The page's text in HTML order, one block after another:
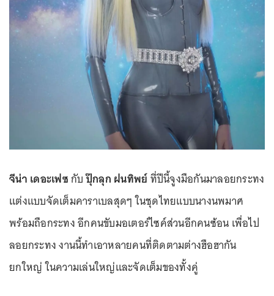
จีน่า เดอะเฟซกับปุ๊กลุก ฝนทิพย์ที่ปีนี้จูงมือกันมาลอยกระทง
แต่งแบบจัดเต็มคาราเบลสุดๆ ในชุดไทยแบบนางนพมาศ
พร้อมถือกระทง อีกคนขับมอเตอร์ไซค์ส่วนอีกคนซ้อน เพื่อไป
ลอยกระทง งานนี้ทำเอาหลายคนที่ติดตามต่างฮือฮากัน
ยกใหญ่ ในความเล่นใหญ่และจัดเต็มของทั้งคู่